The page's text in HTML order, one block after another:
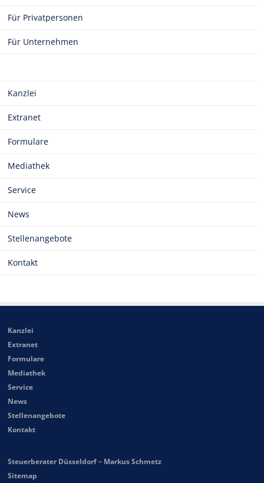
Für Privatpersonen
Für Unternehmen
Kanzlei
Extranet
Formulare
Mediathek
Service
News
Stellenangebote
Kontakt
Kanzlei
Extranet
Formulare
Mediathek
Service
News
Stellenangebote
Kontakt
Steuerberater Düsseldorf – Markus Schmetz
Sitemap